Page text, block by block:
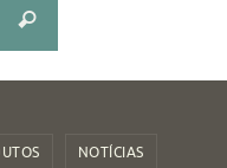
Search
NOTÍCIAS